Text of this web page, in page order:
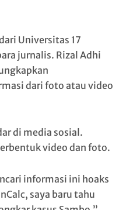
Universitas 17
jurnalis. Rizal Adhi
dari foto atau video
di media sosial.
video dan foto.
informasi ini hoaks
saya baru tahu